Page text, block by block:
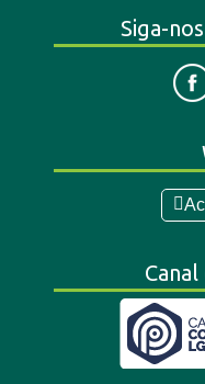
Siga-